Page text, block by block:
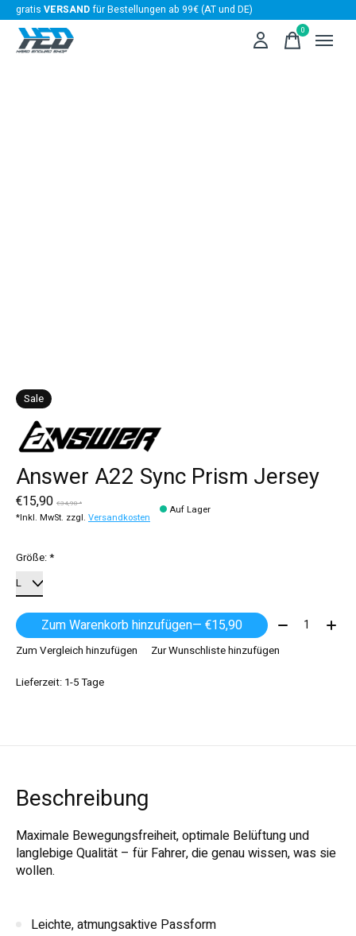
gratis VERSANDfür Bestellungen ab 99€ (AT und DE)
0items
Sale
Answer A22 Sync Prism Jersey
€15,90 €34,90 *
*Inkl. MwSt. zzgl. Versandkosten
Auf Lager
Größe:*
Zum Warenkorb hinzufügen — €15,90 Menge:
Zum Vergleich hinzufügen
Zur Wunschliste hinzufügen
Lieferzeit: 1-5 Tage
Beschreibung
Maximale Bewegungsfreiheit, optimale Belüftung und
langlebige Qualität – für Fahrer, die genau wissen, was sie
wollen.
Leichte, atmungsaktive Passform